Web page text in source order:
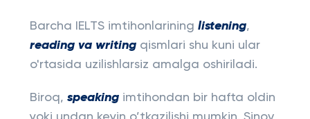
Barcha IELTS imtihonlarining listening,
reading va writingqismlari shu kuni ular
o'rtasida uzilishlarsiz amalga oshiriladi.
Biroq, speakingimtihondan bir hafta oldin